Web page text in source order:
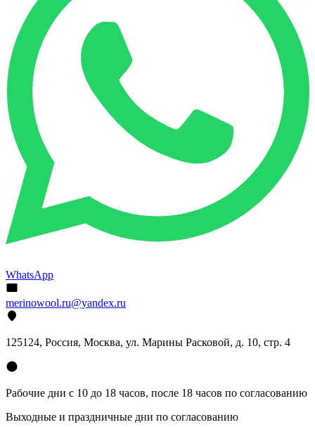
WhatsApp
merinowool.ru@yandex.ru
125124, Россия, Москва, ул. Марины Расковой, д. 10, стр. 4
Рабочие дни с 10 до 18 часов, после 18 часов по согласованию
Выходные и праздничные дни по согласованию